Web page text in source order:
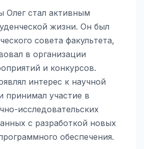
Олег стал активным
жизни. Он был
совета факультета,
в организации
и конкурсов.
интерес к научной
принимал участие в
исследовательских
с разработкой новых
обеспечения.